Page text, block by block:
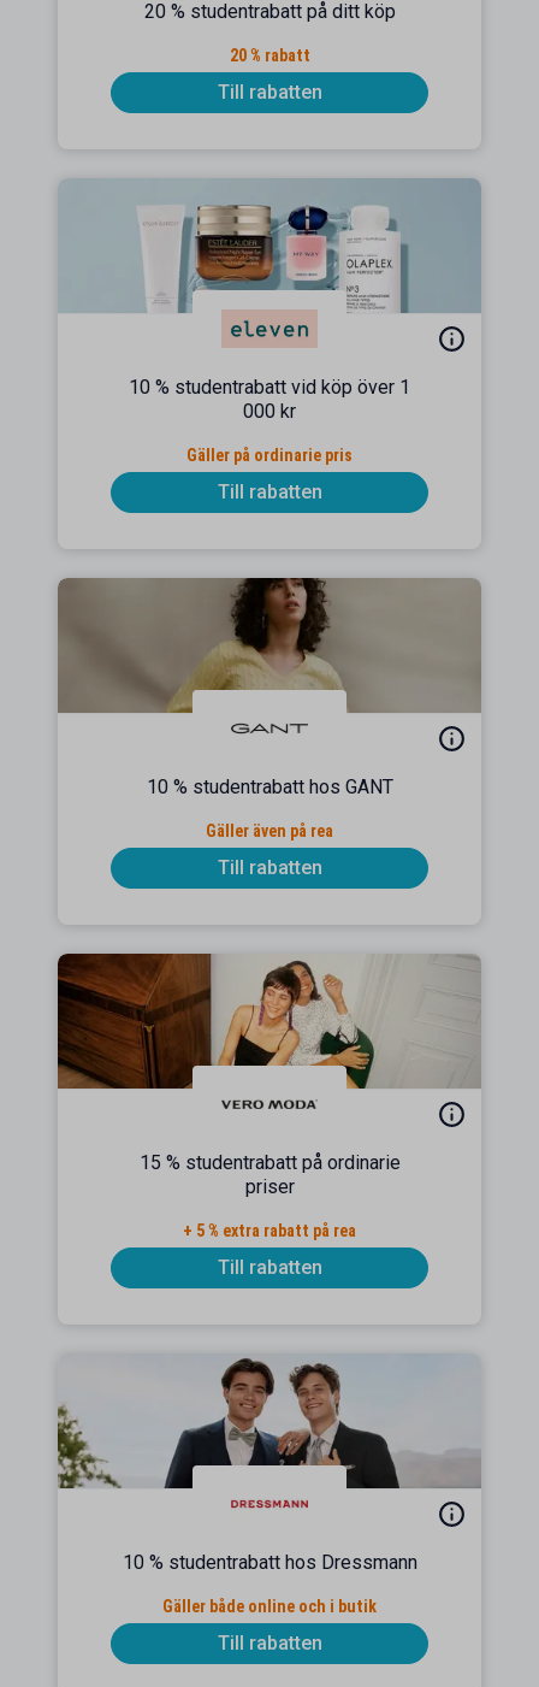
20 % studentrabatt på ditt köp
20 % rabatt
Till rabatten
10 % studentrabatt vid köp över 1
000 kr
Gäller på ordinarie pris
Till rabatten
10 % studentrabatt hos GANT
Gäller även på rea
Till rabatten
15 % studentrabatt på ordinarie
priser
+ 5 % extra rabatt på rea
Till rabatten
10 % studentrabatt hos Dressmann
Gäller både online och i butik
Till rabatten